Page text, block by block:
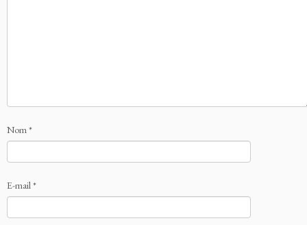
Nom*
E-mail*